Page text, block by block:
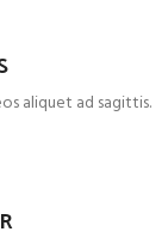
aliquet ad sagittis.